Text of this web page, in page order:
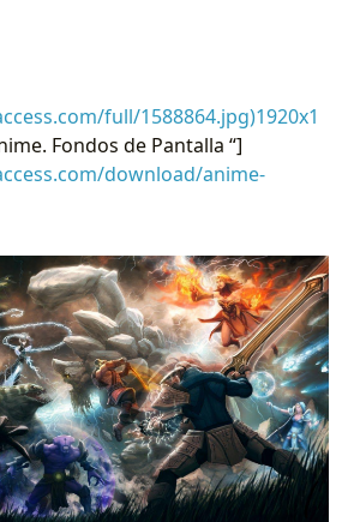
full/1588864.jpg)1920x1
Fondos de Pantalla “]
download/anime-